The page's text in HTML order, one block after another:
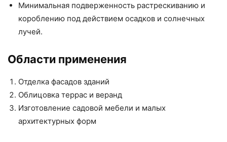
Минимальная подверженность растрескиванию и
короблению под действием осадков и солнечных
лучей.
Области применения
Отделка фасадов зданий
Облицовка террас и веранд
Изготовление садовой мебели и малых
архитектурных форм